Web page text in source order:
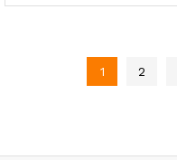
1 2